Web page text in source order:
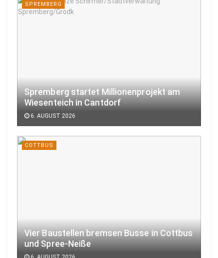
SPREMBERG
Spremberg startet Millionenprojekt am
Wiesenteich in Cantdorf
6. AUGUST 2026
COTTBUS
Vier Baustellen bremsen Busse in Cottbus
und Spree-Neiße